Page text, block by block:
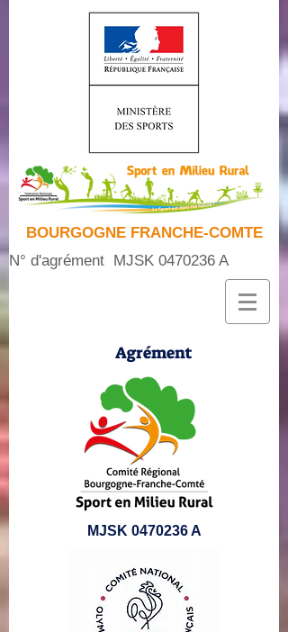
BOURGOGNE FRANCHE-COMTE
N° d'agrément MJSK 0470236 A
Agrément
MJSK 0470236A